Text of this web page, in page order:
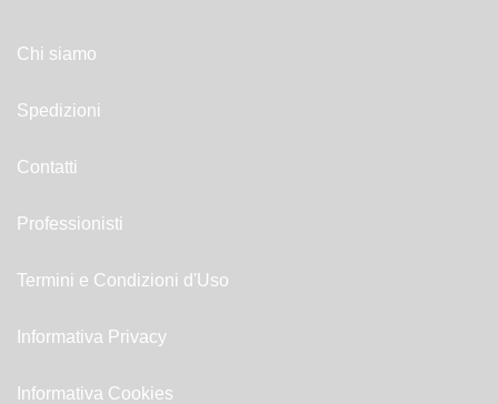
Chi siamo
Spedizioni
Contatti
Professionisti
Termini e Condizioni d'Uso
Informativa Privacy
Informativa Cookies